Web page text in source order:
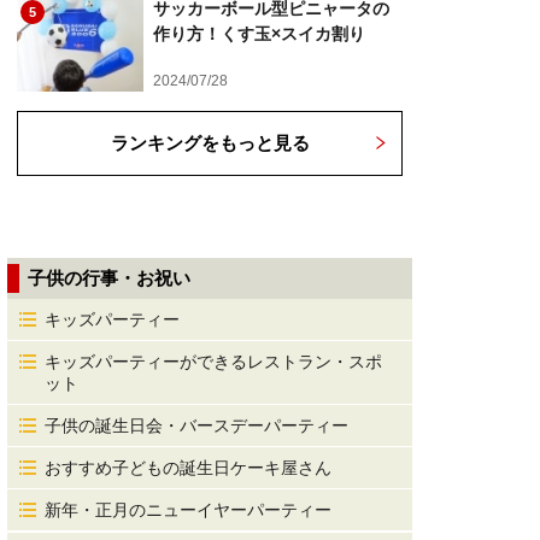
5
サッカーボール型ピニャータの
作り方！くす玉×スイカ割り
2024/07/28
ランキングをもっと見る
子供の行事・お祝い
キッズパーティー
キッズパーティーができるレストラン・スポ
ット
子供の誕生日会・バースデーパーティー
おすすめ子どもの誕生日ケーキ屋さん
新年・正月のニューイヤーパーティー